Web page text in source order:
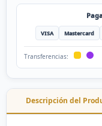
VISA Mastercard
Transferencias:
Descripción del